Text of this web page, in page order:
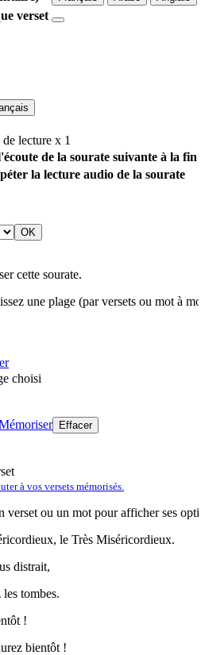
verset
de lecture x 1
de la sourate suivante à la fin
la lecture audio de la sourate
cette sourate.
une plage (par versets ou mot à
choisi
Effacer
à vos versets mémorisés.
verset ou un mot pour afficher ses
le Très Miséricordieux.
distrait,
tombes.
!
bientôt !